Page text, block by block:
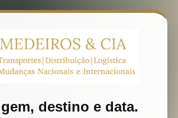
destino e data.